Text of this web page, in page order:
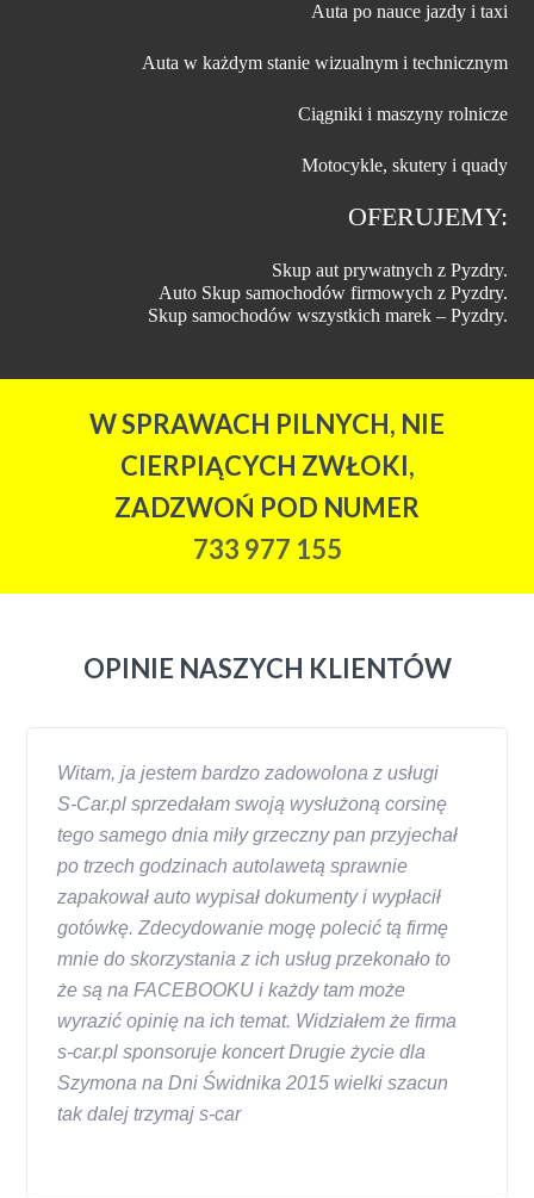
Auta po nauce jazdy i taxi
Auta w każdym stanie wizualnym i technicznym
Ciągniki i maszyny rolnicze
Motocykle, skutery i quady
OFERUJEMY:
Skup aut prywatnych z Pyzdry.
Auto Skup samochodów firmowych z Pyzdry.
Skup samochodów wszystkich marek – Pyzdry.
W SPRAWACH PILNYCH, NIE
CIERPIĄCYCH ZWŁOKI,
ZADZWOŃ POD NUMER
733 977 155
OPINIE NASZYCH KLIENTÓW
Witam, ja jestem bardzo zadowolona z usługi
S-Car.pl sprzedałam swoją wysłużoną corsinę
tego samego dnia miły grzeczny pan przyjechał
po trzech godzinach autolawetą sprawnie
zapakował auto wypisał dokumenty i wypłacił
gotówkę. Zdecydowanie mogę polecić tą firmę
mnie do skorzystania z ich usług przekonało to
że są na FACEBOOKU i każdy tam może
wyrazić opinię na ich temat. Widziałem że firma
s-car.pl sponsoruje koncert Drugie życie dla
Szymona na Dni Świdnika 2015 wielki szacun
tak dalej trzymaj s-car